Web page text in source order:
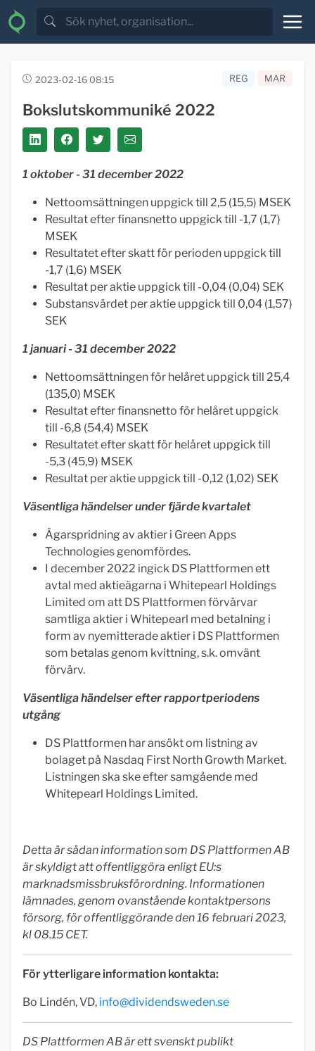
2023-02-16 08:15 REG MAR
Bokslutskommuniké 2022
1 oktober - 31 december 2022
Nettoomsättningen uppgick till 2,5 (15,5) MSEK
Resultat efter finansnetto uppgick till -1,7 (1,7)
MSEK
Resultatet efter skatt för perioden uppgick till
-1,7 (1,6) MSEK
Resultat per aktie uppgick till -0,04 (0,04) SEK
Substansvärdet per aktie uppgick till 0,04 (1,57)
SEK
1 januari - 31 december 2022
Nettoomsättningen för helåret uppgick till 25,4
(135,0) MSEK
Resultat efter finansnetto för helåret uppgick
till -6,8 (54,4) MSEK
Resultatet efter skatt för helåret uppgick till
-5,3 (45,9) MSEK
Resultat per aktie uppgick till -0,12 (1,02) SEK
Väsentliga händelser under fjärde kvartalet
Ägarspridning av aktier i Green Apps
Technologies genomfördes.
I december 2022 ingick DS Plattformen ett
avtal med aktieägarna i Whitepearl Holdings
Limited om att DS Plattformen förvärvar
samtliga aktier i Whitepearl med betalning i
form av nyemitterade aktier i DS Plattformen
som betalas genom kvittning, s.k. omvänt
förvärv.
Väsentliga händelser efter rapportperiodens
utgång
DS Plattformen har ansökt om listning av
bolaget på Nasdaq First North Growth Market.
Listningen ska ske efter samgående med
Whitepearl Holdings Limited.
Detta är sådan information som DS Plattformen AB
är skyldigt att offentliggöra enligt EU:s
marknadsmissbruksförordning. Informationen
lämnades, genom ovanstående kontaktpersons
försorg, för offentliggörande den 16 februari 2023,
kl 08.15 CET.
För ytterligare information kontakta:
Bo Lindén, VD, info@dividendsweden.se
DS Plattformen AB är ett svenskt publikt